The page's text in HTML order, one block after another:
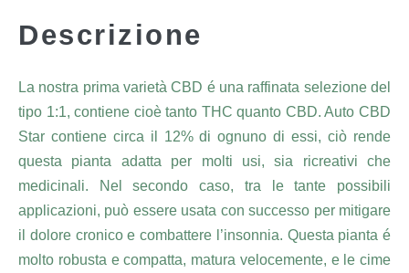
Descrizione
La nostra prima varietà CBD é una raffinata selezione del
tipo 1:1, contiene cioè tanto THC quanto CBD. Auto CBD
Star contiene circa il 12% di ognuno di essi, ciò rende
questa pianta adatta per molti usi, sia ricreativi che
medicinali. Nel secondo caso, tra le tante possibili
applicazioni, può essere usata con successo per mitigare
il dolore cronico e combattere l’insonnia. Questa pianta é
molto robusta e compatta, matura velocemente, e le cime